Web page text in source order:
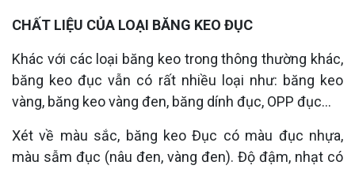
CHẤT LIỆU CỦA LOẠI BĂNG KEO ĐỤC
Khác với các loại băng keo trong thông thường khác,
băng keo đục vẫn có rất nhiều loại như: băng keo
vàng, băng keo vàng đen, băng dính đục, OPP đục…
Xét về màu sắc, băng keo Đục có màu đục nhựa,
màu sẫm đục (nâu đen, vàng đen). Độ đậm, nhạt có